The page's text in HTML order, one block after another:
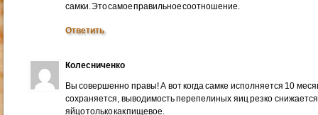
самки. Это самое правильное соотношение.
Ответить
Колесниченко
Вы совершенно правы! А вот когда самке исполняется 10
сохраняется, выводимость перепелиных яиц резко
яйцо только как пищевое.